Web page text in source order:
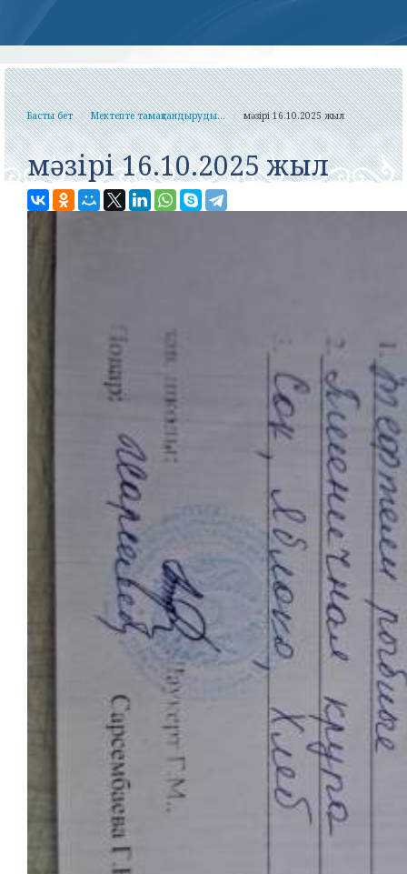
Басты бет Мектепте тамақтандыруды... мәзірі 16.10.2025 жыл
мәзірі 16.10.2025 жыл